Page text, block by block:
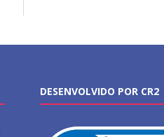
DESENVOLVIDO POR CR2